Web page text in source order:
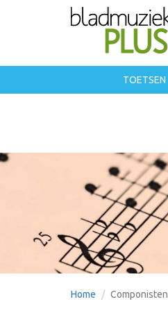
TOETSEN
Home Componisten